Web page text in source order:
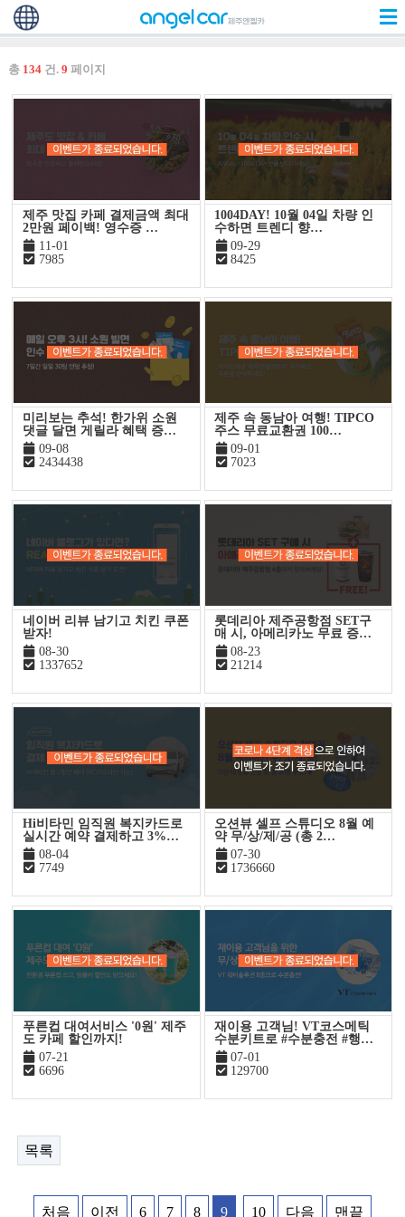
총 134건. 9 페이지
제주 맛집 카페 결제금액 최대
2만원 페이백! 영수증 …
11-01
7985
1004DAY! 10월 04일 차량 인
수하면 트렌디 향…
09-29
8425
미리보는 추석! 한가위 소원
댓글 달면 게릴라 혜택 증…
09-08
2434438
제주 속 동남아 여행! TIPCO
주스 무료교환권 100…
09-01
7023
네이버 리뷰 남기고 치킨 쿠폰
받자!
08-30
1337652
롯데리아 제주공항점 SET구
매 시, 아메리카노 무료 증…
08-23
21214
Hi비타민 임직원 복지카드로
실시간 예약 결제하고 3%…
08-04
7749
오션뷰 셀프 스튜디오 8월 예
약 무/상/제/공 (총 2…
07-30
1736660
푸른컵 대여서비스 '0원' 제주
도 카페 할인까지!
07-21
6696
재이용 고객님! VT코스메틱
수분키트로 #수분충전 #행…
07-01
129700
목록
처음 이전 6 7 8 9 10 다음 맨끝